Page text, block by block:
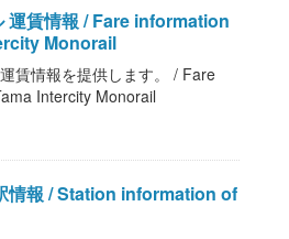
運賃情報 / Fare information
Monorail
賃情報を提供します。 / Fare
Intercity Monorail
情報 / Station information of